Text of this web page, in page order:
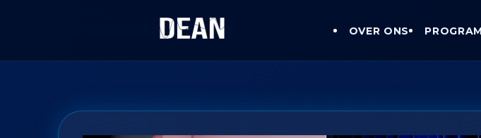
OVER ONS